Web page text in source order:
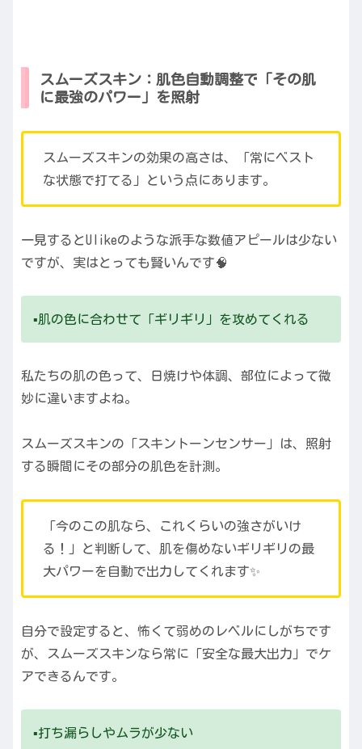
スムーズスキン：肌色自動調整で「その肌
に最強のパワー」を照射
スムーズスキンの効果の高さは、「常にベスト
な状態で打てる」という点にあります。
一見するとUlikeのような派手な数値アピールは少ない
ですが、実はとっても賢いんです🧠
▪️肌の色に合わせて「ギリギリ」を攻めてくれる
私たちの肌の色って、日焼けや体調、部位によって微
妙に違いますよね。
スムーズスキンの「スキントーンセンサー」は、照射
する瞬間にその部分の肌色を計測。
「今のこの肌なら、これくらいの強さがいけ
る！」と判断して、肌を傷めないギリギリの最
大パワーを自動で出力してくれます✨
自分で設定すると、怖くて弱めのレベルにしがちです
が、スムーズスキンなら常に「安全な最大出力」でケ
アできるんです。
▪️打ち漏らしやムラが少ない